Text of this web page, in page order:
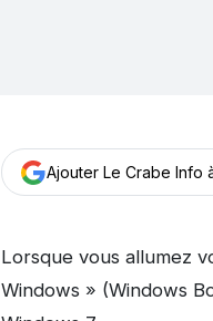
Ajouter Le Crabe Info
Lorsque vous allumez
Windows » (Windows